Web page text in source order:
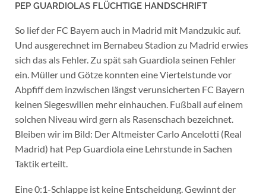
PEP GUARDIOLAS FLÜCHTIGE HANDSCHRIFT
So lief der FC Bayern auch in Madrid mit Mandzukic auf.
Und ausgerechnet im Bernabeu Stadion zu Madrid erwies
sich das als Fehler. Zu spät sah Guardiola seinen Fehler
ein. Müller und Götze konnten eine Viertelstunde vor
Abpfiff dem inzwischen längst verunsicherten FC Bayern
keinen Siegeswillen mehr einhauchen. Fußball auf einem
solchen Niveau wird gern als Rasenschach bezeichnet.
Bleiben wir im Bild: Der Altmeister Carlo Ancelotti (Real
Madrid) hat Pep Guardiola eine Lehrstunde in Sachen
Taktik erteilt.
Eine 0:1-Schlappe ist keine Entscheidung. Gewinnt der